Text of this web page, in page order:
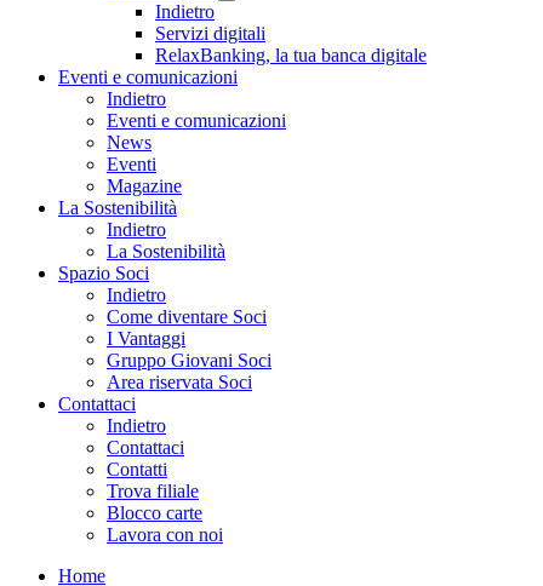
Indietro
Servizi digitali
RelaxBanking, la tua banca digitale
Eventi e comunicazioni
Indietro
Eventi e comunicazioni
News
Eventi
Magazine
La Sostenibilità
Indietro
La Sostenibilità
Spazio Soci
Indietro
Come diventare Soci
I Vantaggi
Gruppo Giovani Soci
Area riservata Soci
Contattaci
Indietro
Contattaci
Contatti
Trova filiale
Blocco carte
Lavora con noi
Home